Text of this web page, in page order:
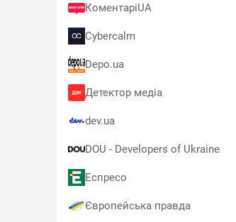
КоментаріUA
Cybercalm
Depo.ua
Детектор медіа
dev.ua
DOU - Developers of Ukraine
Еспресо
Європейська правда